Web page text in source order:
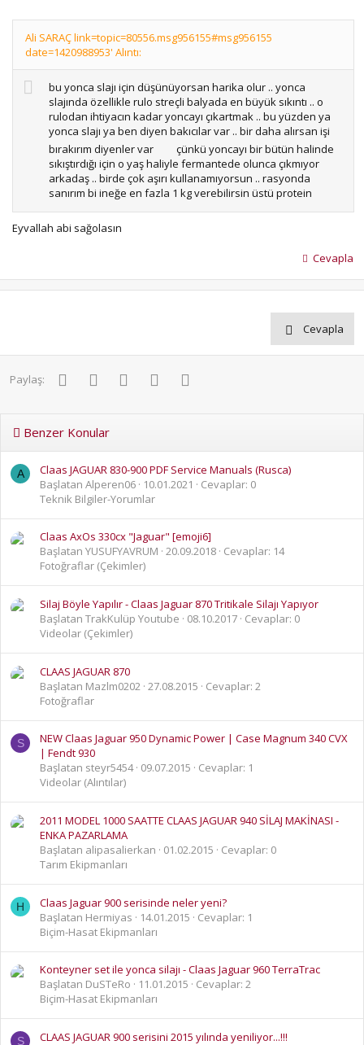
Ali SARAÇ link=topic=80556.msg956155#msg956155
date=1420988953' Alıntı:
bu yonca slajı için düşünüyorsan harika olur .. yonca
slajında özellikle rulo streçli balyada en büyük sıkıntı .. o
rulodan ihtiyacın kadar yoncayı çıkartmak .. bu yüzden ya
yonca slajı ya ben diyen bakıcılar var .. bir daha alırsan işi
bırakırım diyenler var
çünkü yoncayı bir bütün halinde
sıkıştırdığı için o yaş haliyle fermantede olunca çıkmıyor
arkadaş .. birde çok aşırı kullanamıyorsun .. rasyonda
sanırım bi ineğe en fazla 1 kg verebilirsin üstü protein
oldugunu söylüyorlar .. ama kendi yürürün arkasına pickup
tablayla aldıgında inceden parçalarsa hem slaj kalitesi
Eyvallah abi sağolasın
Cevapla
Cevapla
Paylaş: FacebookTwitter PinterestWhatsApp
Benzer Konular
A
Claas JAGUAR 830-900 PDF Service Manuals (Rusca)
Başlatan Alperen06
10.01.2021
Cevaplar: 0
Teknik Bilgiler-Yorumlar
Claas AxOs 330cx "Jaguar" [emoji6]
Başlatan YUSUFYAVRUM 20.09.2018 Cevaplar: 14
Fotoğraflar (Çekimler)
Silaj Böyle Yapılır - Claas Jaguar 870 Tritikale Silajı Yapıyor
Başlatan TrakKulüp Youtube
08.10.2017 Cevaplar: 0
Videolar (Çekimler)
CLAAS JAGUAR 870
Başlatan Mazlm0202 27.08.2015
Cevaplar: 2
Fotoğraflar
S
NEW Claas Jaguar 950 Dynamic Power | Case Magnum 340 CVX
| Fendt 930
Başlatan steyr5454 09.07.2015
Cevaplar: 1
Videolar (Alıntılar)
2011 MODEL 1000 SAATTE CLAAS JAGUAR 940 SİLAJ MAKİNASI -
ENKA PAZARLAMA
Başlatan alipasalierkan
01.02.2015
Cevaplar: 0
Tarım Ekipmanları
H
Claas Jaguar 900 serisinde neler yeni?
Başlatan Hermiyas
14.01.2015
Cevaplar: 1
Biçim-Hasat Ekipmanları
Konteyner set ile yonca silajı - Claas Jaguar 960 TerraTrac
Başlatan DuSTeRo
11.01.2015
Cevaplar: 2
Biçim-Hasat Ekipmanları
S
CLAAS JAGUAR 900 serisini 2015 yılında yeniliyor...!!!